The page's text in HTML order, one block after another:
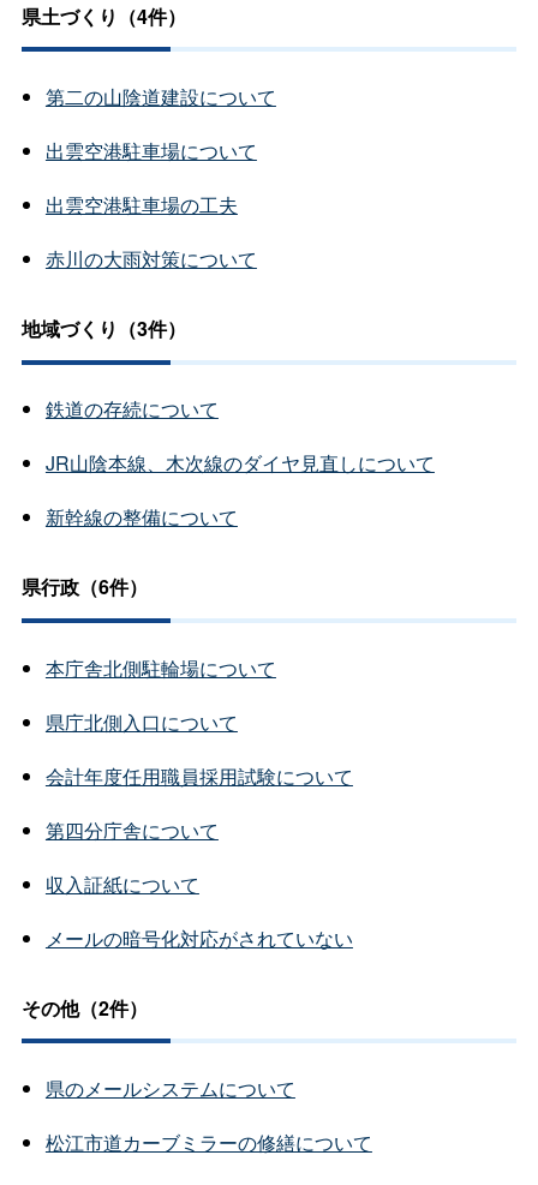
県土づくり（4件）
第二の山陰道建設について
出雲空港駐車場について
出雲空港駐車場の工夫
赤川の大雨対策について
地域づくり（3件）
鉄道の存続について
JR山陰本線、木次線のダイヤ見直しについて
新幹線の整備について
県行政（6件）
本庁舎北側駐輪場について
県庁北側入口について
会計年度任用職員採用試験について
第四分庁舎について
収入証紙について
メールの暗号化対応がされていない
その他（2件）
県のメールシステムについて
松江市道カーブミラーの修繕について